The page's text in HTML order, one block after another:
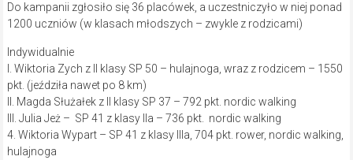
Do kampanii zgłosiło się 36 placówek, a uczestniczyło w niej ponad
1200 uczniów (w klasach młodszych – zwykle z rodzicami)
Indywidualnie
I. Wiktoria Zych z II klasy SP 50 – hulajnoga, wraz z rodzicem – 1550
pkt. (jeździła nawet po 8 km)
II. Magda Służałek z II klasy SP 37 – 792 pkt. nordic walking
III. Julia Jeż – SP 41 z klasy IIa – 736 pkt. nordic walking
4. Wiktoria Wypart – SP 41 z klasy IIIa, 704 pkt. rower, nordic walking,
hulajnoga